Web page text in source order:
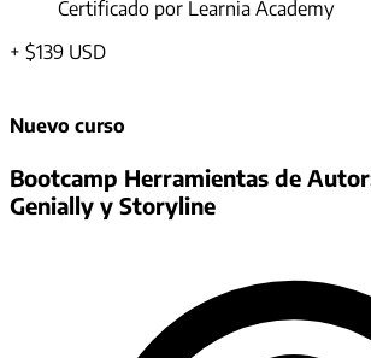
Certificado por Learnia Academy
+ $139 USD
Nuevo curso
Bootcamp Herramientas de
Genially y Storyline